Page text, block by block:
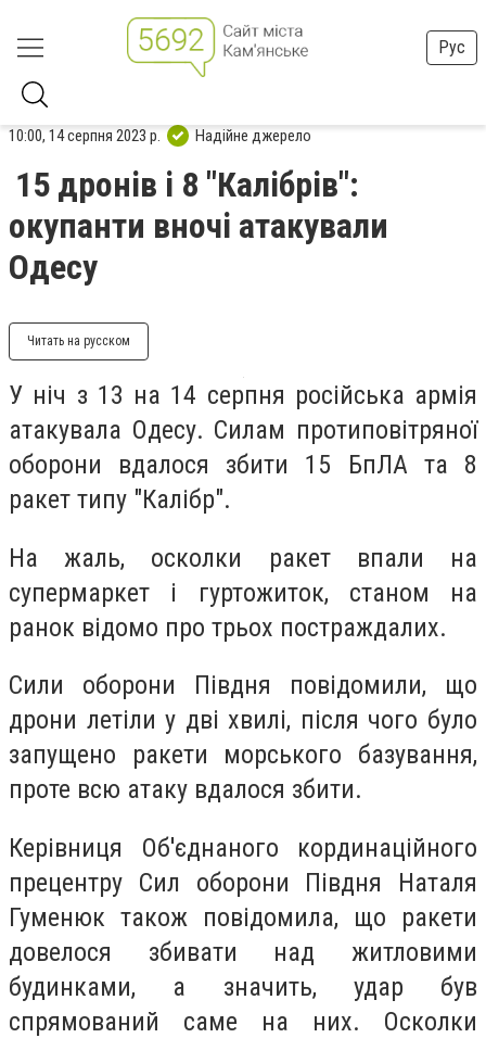
Рус
10:00, 14 серпня 2023 р. Надійне джерело
15 дронів і 8 "Калібрів":
окупанти вночі атакували
Одесу
Читать на русском
У ніч з 13 на 14 серпня російська армія
атакувала Одесу. Силам протиповітряної
оборони вдалося збити 15 БпЛА та 8
ракет типу "Калібр".
На жаль, осколки ракет впали на
супермаркет і гуртожиток, станом на
ранок відомо про трьох постраждалих.
Сили оборони Півдня повідомили, що
дрони летіли у дві хвилі, після чого було
запущено ракети морського базування,
проте всю атаку вдалося збити.
Керівниця Об'єднаного кординаційного
прецентру Сил оборони Півдня Наталя
Гуменюк також повідомила, що ракети
довелося збивати над житловими
будинками, а значить, удар був
спрямований саме на них. Осколки